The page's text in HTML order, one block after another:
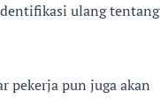
ulang tentang
pekerja pun juga akan